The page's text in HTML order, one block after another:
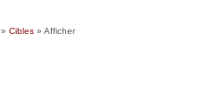
»Cibles » Afficher